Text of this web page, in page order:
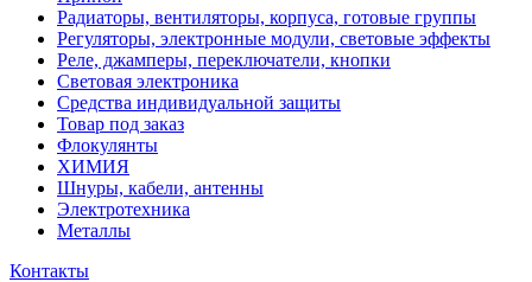
Радиаторы, вентиляторы, корпуса, готовые группы
Регуляторы, электронные модули, световые эффекты
Реле, джамперы, переключатели, кнопки
Световая электроника
Средства индивидуальной защиты
Товар под заказ
Флокулянты
ХИМИЯ
Шнуры, кабели, антенны
Электротехника
Металлы
Контакты